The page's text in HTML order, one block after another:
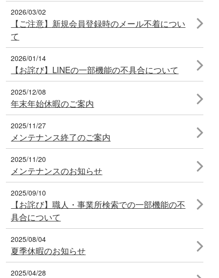
2026/03/02
【ご注意】新規会員登録時のメール不着につい
て
2026/01/14
【お詫び】LINEの一部機能の不具合について
2025/12/08
年末年始休暇のご案内
2025/11/27
メンテナンス終了のご案内
2025/11/20
メンテナンスのお知らせ
2025/09/10
【お詫び】職人・事業所検索での一部機能の不
具合について
2025/08/04
夏季休暇のお知らせ
2025/04/28